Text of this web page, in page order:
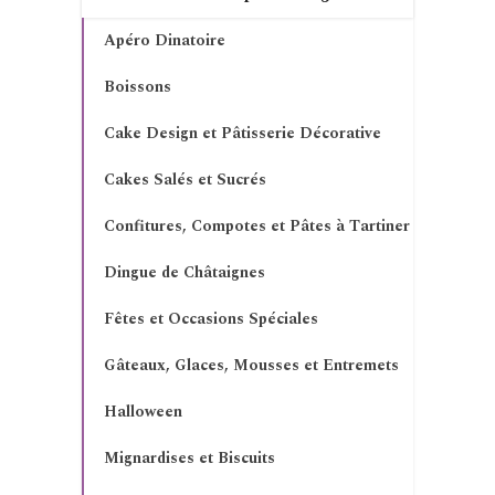
Apéro Dinatoire
Boissons
Cake Design et Pâtisserie Décorative
Cakes Salés et Sucrés
Confitures, Compotes et Pâtes à Tartiner
Dingue de Châtaignes
Fêtes et Occasions Spéciales
Gâteaux, Glaces, Mousses et Entremets
Halloween
Mignardises et Biscuits